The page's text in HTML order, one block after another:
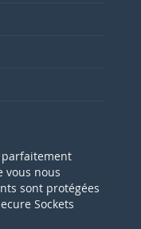
vous nous
sont protégées
Sockets